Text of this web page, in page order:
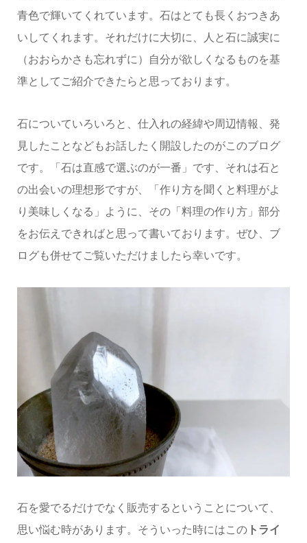
青色で輝いてくれています。石はとても長くおつきあ
いしてくれます。それだけに大切に、人と石に誠実に
（おおらかさも忘れずに）自分が欲しくなるものを基
準としてご紹介できたらと思っております。
石についていろいろと、仕入れの経緯や周辺情報、発
見したことなどもお話したく開設したのがこのブログ
です。「石は直感で選ぶのが一番」です、それは石と
の出会いの理想形ですが、「作り方を聞くと料理がよ
り美味しくなる」ように、その「料理の作り方」部分
をお伝えできればと思って書いております。ぜひ、ブ
ログも併せてご覧いただけましたら幸いです。
石を愛でるだけでなく販売するということについて、
思い悩む時があります。そういった時にはこのトライ